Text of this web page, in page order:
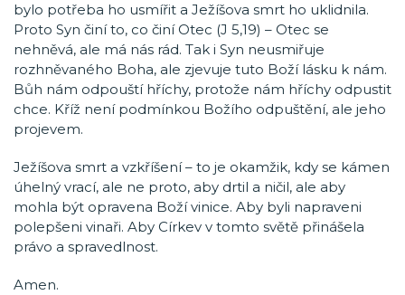
bylo potřeba ho usmířit a Ježíšova smrt ho uklidnila.
Proto Syn činí to, co činí Otec (J 5,19) – Otec se
nehněvá, ale má nás rád. Tak i Syn neusmiřuje
rozhněvaného Boha, ale zjevuje tuto Boží lásku k nám.
Bůh nám odpouští hříchy, protože nám hříchy odpustit
chce. Kříž není podmínkou Božího odpuštění, ale jeho
projevem.
Ježíšova smrt a vzkříšení – to je okamžik, kdy se kámen
úhelný vrací, ale ne proto, aby drtil a ničil, ale aby
mohla být opravena Boží vinice. Aby byli napraveni
polepšeni vinaři. Aby Církev v tomto světě přinášela
právo a spravedlnost.
Amen.